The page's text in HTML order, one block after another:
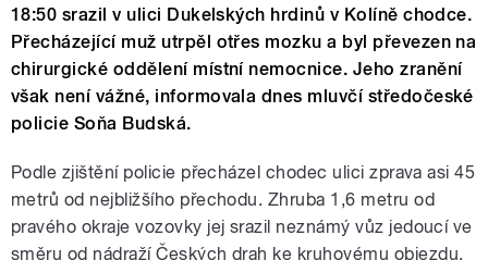
18:50 srazil v ulici Dukelských hrdinů v Kolíně chodce.
Přecházející muž utrpěl otřes mozku a byl převezen na
chirurgické oddělení místní nemocnice. Jeho zranění
však není vážné, informovala dnes mluvčí středočeské
policie Soňa Budská.
Podle zjištění policie přecházel chodec ulici zprava asi 45
metrů od nejbližšího přechodu. Zhruba 1,6 metru od
pravého okraje vozovky jej srazil neznámý vůz jedoucí ve
směru od nádraží Českých drah ke kruhovému objezdu.